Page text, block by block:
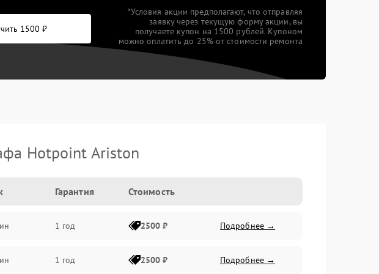
1500 ₽
*Условия акции предполагают, что отправляя
заявку через текущую форму акции, вы
получаете купон на 1500 рублей. Купоном
можно оплатить до 25% от стоимости ремонта
Hotpoint Ariston
Гарантия Стоимость
1 год 2500 ₽ Подробнее →
1 год 2500 ₽ Подробнее →